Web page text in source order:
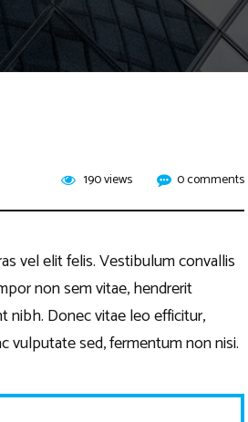
190 views 0 comments
vel elit felis. Vestibulum convallis
non sem vitae, hendrerit
nibh. Donec vitae leo efficitur,
vulputate sed, fermentum non nisi.